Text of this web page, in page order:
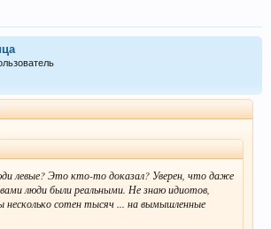
левые? Это кто-то доказал? Уверен, что даже
вами люди были реальными. Не знаю идиотов,
несколько сотен тысяч ... на вымышленные